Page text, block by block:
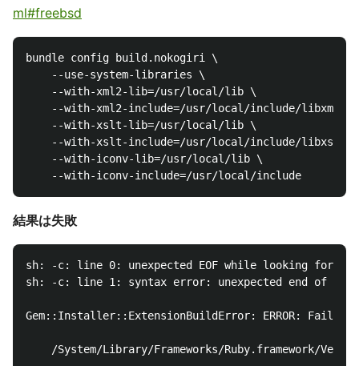
ml#freebsd
bundle config build.nokogiri \
    --use-system-libraries \
    --with-xml2-lib=/usr/local/lib \
--with-xml2-include=/usr/local/include/libxml2/
    --with-xslt-lib=/usr/local/lib \
    --with-xslt-include=/usr/local/include/libxslt \
    --with-iconv-lib=/usr/local/lib \
結果は失敗
sh: -c: line 0: unexpected EOF while looking for
sh: -c: line 1: syntax error: unexpected end of file
Gem::Installer::ExtensionBuildError: ERROR:
/System/Library/Frameworks/Ruby.framework/